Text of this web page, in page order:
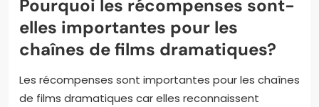
cinématographie, du montage, et de la bande
sonore. Les jurys prennent également en compte
l’impact émotionnel et la pertinence sociale du film.
Ces éléments combinés permettent de mesurer la
contribution artistique et culturelle des films
dramatiques.